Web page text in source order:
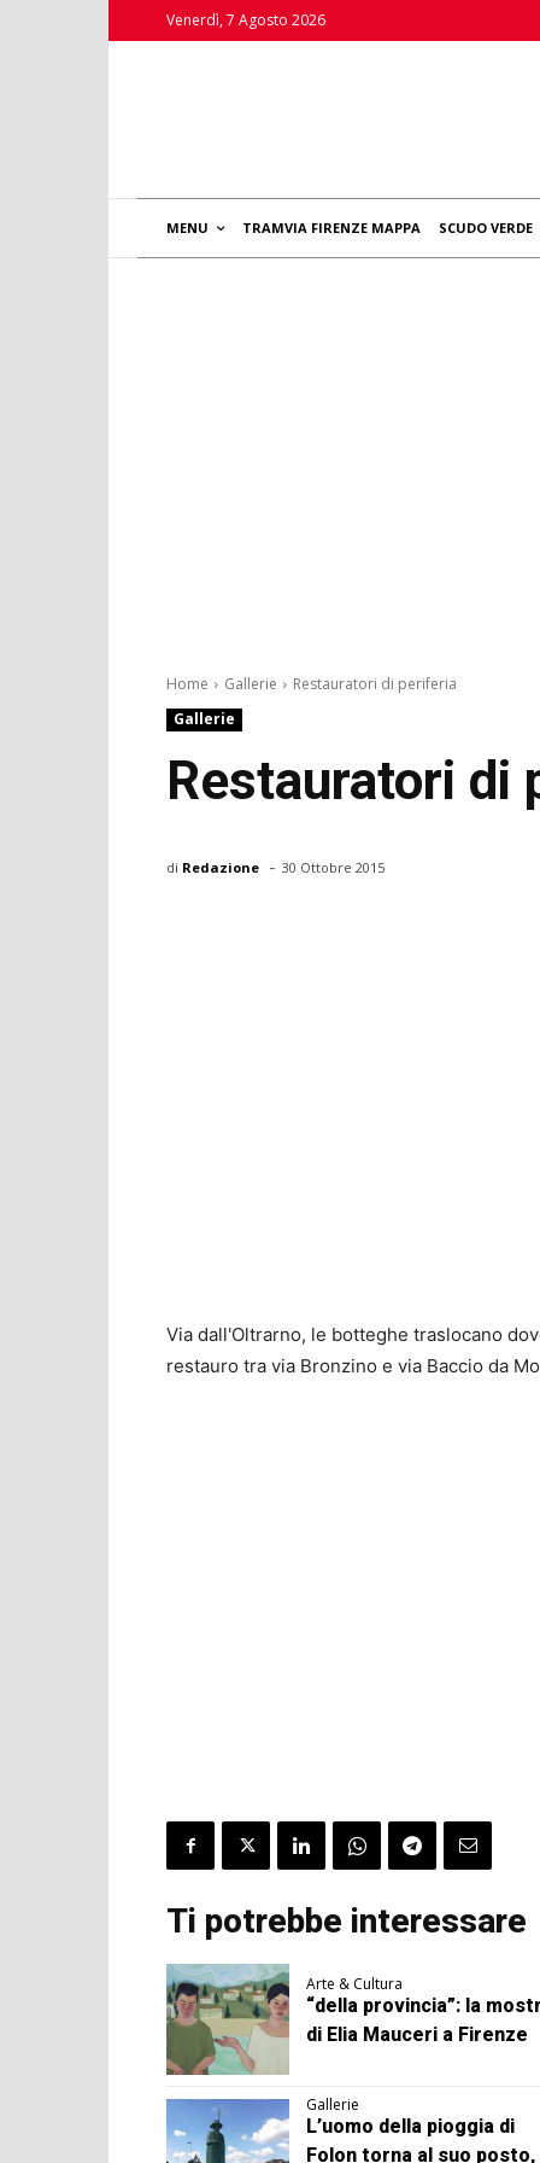
Venerdì, 7 Agosto 2026
MENU TRAMVIA FIRENZE MAPPA SCUDO VERDE
Home Gallerie
Restauratori di periferia
Gallerie
Restauratori di
di Redazione - 30 Ottobre 2015
Via dall'Oltrarno, le botteghe traslocano
restauro tra via Bronzino e via Baccio da
Ti potrebbe interessare
Arte & Cultura
“della provincia”: la
di Elia Mauceri a Firenze
Gallerie
L’uomo della pioggia di
Folon torna al suo posto,